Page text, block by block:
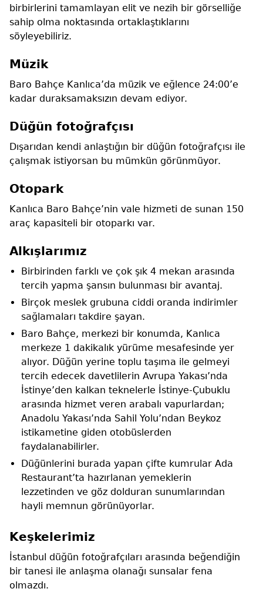
birbirlerini tamamlayan elit ve nezih bir görselliğe
sahip olma noktasında ortaklaştıklarını
söyleyebiliriz.
Müzik
Baro Bahçe Kanlıca’da müzik ve eğlence 24:00’e
kadar duraksamaksızın devam ediyor.
Düğün fotoğrafçısı
Dışarıdan kendi anlaştığın bir düğün fotoğrafçısı ile
çalışmak istiyorsan bu mümkün görünmüyor.
Otopark
Kanlıca Baro Bahçe’nin vale hizmeti de sunan 150
araç kapasiteli bir otoparkı var.
Alkışlarımız
Birbirinden farklı ve çok şık 4 mekan arasında
tercih yapma şansın bulunması bir avantaj.
Birçok meslek grubuna ciddi oranda indirimler
sağlamaları takdire şayan.
Baro Bahçe, merkezi bir konumda, Kanlıca
merkeze 1 dakikalık yürüme mesafesinde yer
alıyor. Düğün yerine toplu taşıma ile gelmeyi
tercih edecek davetlilerin Avrupa Yakası’nda
İstinye’den kalkan teknelerle İstinye-Çubuklu
arasında hizmet veren arabalı vapurlardan;
Anadolu Yakası’nda Sahil Yolu’ndan Beykoz
istikametine giden otobüslerden
faydalanabilirler.
Düğünlerini burada yapan çifte kumrular Ada
Restaurant’ta hazırlanan yemeklerin
lezzetinden ve göz dolduran sunumlarından
hayli memnun görünüyorlar.
Keşkelerimiz
İstanbul düğün fotoğrafçıları arasında beğendiğin
bir tanesi ile anlaşma olanağı sunsalar fena
olmazdı.